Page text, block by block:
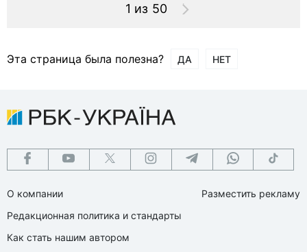
1 из 50
Эта страница была полезна? ДА НЕТ
О компании
Редакционная политика и стандарты
Как стать нашим автором
Разместить рекламу